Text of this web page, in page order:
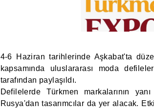
4-6 Haziran tarihlerinde Aşkabat'ta
kapsamında uluslararası moda
tarafından paylaşıldı.
Defilelerde Türkmen markalarının
Rusya'dan tasarımcılar da yer alacak.